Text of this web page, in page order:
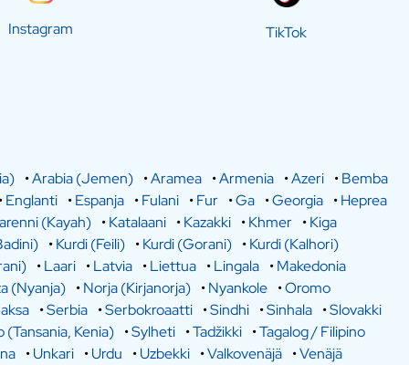
Instagram TikTok
•Arabia (Jemen) •Aramea •Armenia •Azeri •Bemba
Englanti •Espanja •Fulani •Fur •Ga •Georgia •Heprea
(Kayah) •Katalaani •Kazakki •Khmer •Kiga
•Kurdi (Feili) •Kurdi (Gorani) •Kurdi (Kalhori)
•Laari •Latvia •Liettua •Lingala •Makedonia
(Nyanja) •Norja (Kirjanorja) •Nyankole •Oromo
•Serbia •Serbokroaatti •Sindhi •Sinhala •Slovakki
(Tansania, Kenia) •Sylheti •Tadžikki •Tagalog / Filipino
•Unkari •Urdu •Uzbekki •Valkovenäjä •Venäjä